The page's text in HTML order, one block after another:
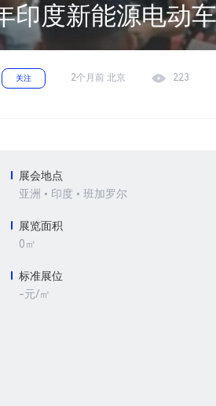
印度新能源电动
关注 2个月前 北京 223
展会地点
亚洲 • 印度 • 班加罗尔
展览面积
0㎡
标准展位
-元/㎡